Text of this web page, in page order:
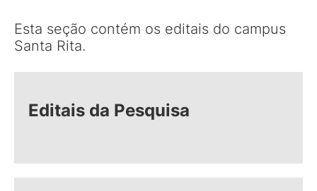
Esta seção contém os editais do campus
Santa Rita.
Editais da Pesquisa